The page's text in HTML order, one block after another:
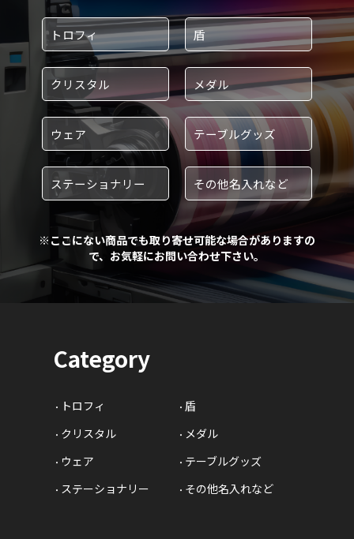
トロフィ 盾
クリスタル メダル
ウェア テーブルグッズ
ステーショナリー その他名入れなど
※ここにない商品でも取り寄せ可能な場合がありますの
で、お気軽にお問い合わせ下さい。
Category
トロフィ
盾
クリスタル
メダル
ウェア
テーブルグッズ
ステーショナリー
その他名入れなど